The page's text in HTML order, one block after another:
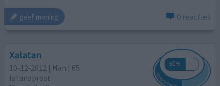
geef mening 0 reacties
Xalatan
10-12-2012 | Man | 65
latanoprost